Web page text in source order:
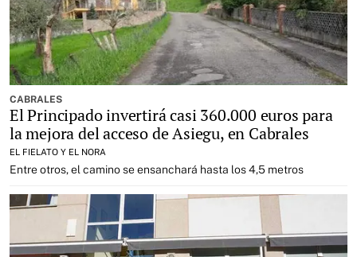
CABRALES
El Principado invertirá casi 360.000 euros para
la mejora del acceso de Asiegu, en Cabrales
EL FIELATO Y EL NORA
Entre otros, el camino se ensanchará hasta los 4,5 metros